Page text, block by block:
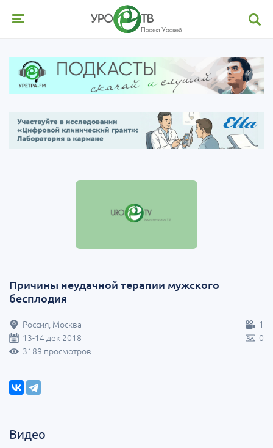
Причины неудачной терапии мужского
бесплодия
1
Россия, Москва
0
13-14 дек 2018
3189 просмотров
Видео